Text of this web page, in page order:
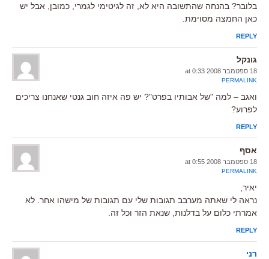
בלובר? בהנחה שהתשובה היא לא, זה לגיטימי לגמרי, כמובן, אבל יש
כאן החמצה מסוימת.
REPLY
גונקל
18 ספטמבר 2008 at 0:33
PERMALINK
ואגב – למה "של אבותיו בפרט"? יש פה איזה חוב גנטי שאנחנו צריכים
לפרוע?
REPLY
אסף
18 ספטמבר 2008 at 0:55
PERMALINK
יאיר,
נראה לי שאתה מערבב תגובות שלי עם תגובות של מישהו אחר. לא
אמרתי כלום על בדלנות, שנאת הזר וכל זה.
REPLY
רני